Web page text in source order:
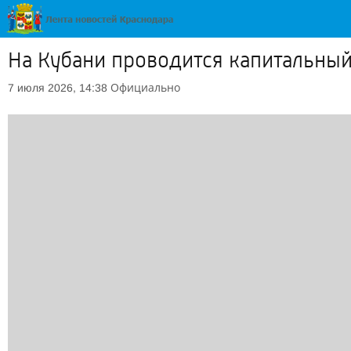
На Кубани проводится
7 июля 2026, 14:38 Официально